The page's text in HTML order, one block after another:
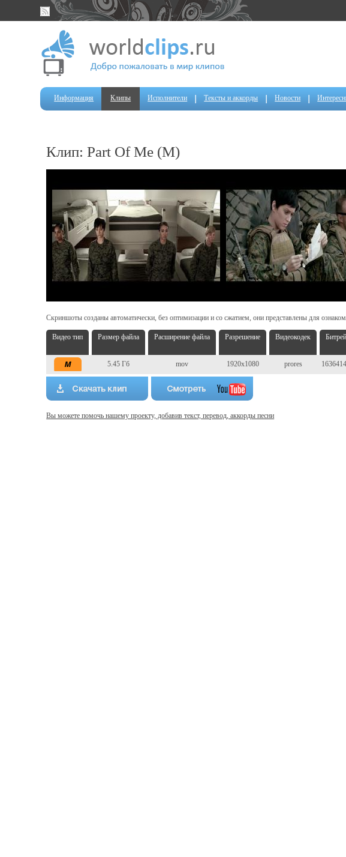
Информация Клипы Исполнители Тексты и аккорды Новости
Клип: Part Of Me (M)
Скриншоты созданы автоматически, без оптимизации и со сжатием, они представлены для
Видео тип Размер файла Расширение файла Разрешение Видеокодек
5.45 Гб mov 1920x1080 prores
Вы можете помочь нашему проекту, добавив текст, перевод, аккорды песни